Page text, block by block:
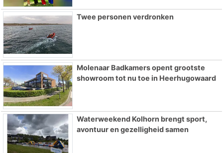
Twee personen verdronken
Molenaar Badkamers opent grootste
showroom tot nu toe in Heerhugowaard
Waterweekend Kolhorn brengt sport,
avontuur en gezelligheid samen